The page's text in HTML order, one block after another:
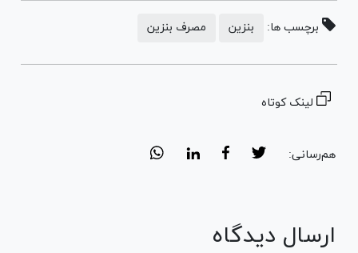
برچسب ها: بنزین مصرف بنزین
لینک کوتاه
هم‌رسانی:
ارسال دیدگاه